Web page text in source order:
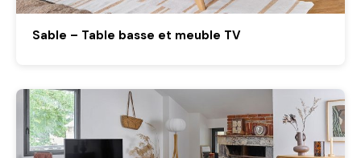
Sable – Table basse et meuble TV